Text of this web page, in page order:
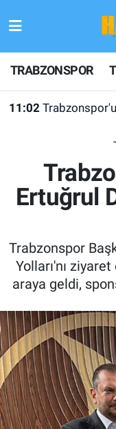
TRABZONSPOR
11:02 Trabzonspor'un
Ertuğrul
Trabzonspor
Yolları'nı
araya geldi,
TRABZON
KULİS
1461
FUTBOL
TV VE
BASKETBOL
SAĞLIK
Hava Durumu
Trafik Durumu
Son Dakika